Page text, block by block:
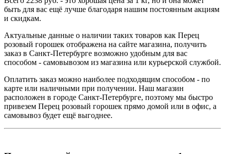
быть для вас ещё лучше благодаря нашим постоянным акциям
и скидкам.
Актуальные данные о наличии таких товаров как Перец
розовый горошек отображена на сайте магазина, получить
заказ в Санкт-Петербурге возможно удобным для вас
способом - самовывозом из магазина или курьерской службой.
Оплатить заказ можно наиболее подходящим способом - по
карте или наличными при получении. Наш магазин
расположен в городе Санкт-Петербурге, поэтому мы быстро
привезем Перец розовый горошек прямо домой или в офис, а
самовывоз будет ещё выгоднее.